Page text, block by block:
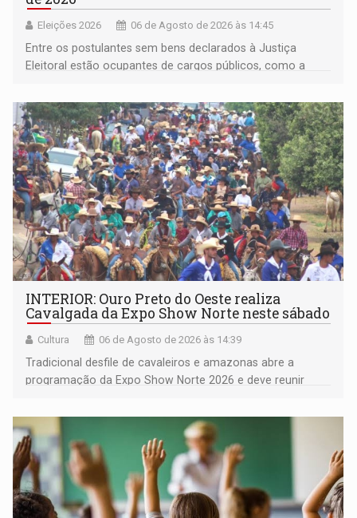
Eleições 2026 06 de Agosto de 2026 às 14:45
Entre os postulantes sem bens declarados à Justiça
Eleitoral estão ocupantes de cargos públicos, como a
Pedro Geovar (PP) e a vice-prefeita Magna dos Anjos
(NOVO)
INTERIOR: Ouro Preto do Oeste realiza
Cavalgada da Expo Show Norte neste sábado
Cultura 06 de Agosto de 2026 às 14:39
Tradicional desfile de cavaleiros e amazonas abre a
programação da Expo Show Norte 2026 e deve reunir